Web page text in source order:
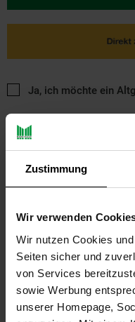
Zustimmung
Wir verwenden
Wir nutzen Cookies
Seiten sicher und
von Services
sowie Werbung
unserer Homepage,
Ja, ich möchte ein
PAYBACK
Payback Punkte